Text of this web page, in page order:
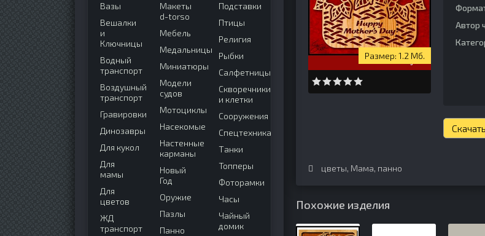
1.2 Мб.
Автор
цветы, Мама, панно
Похожие изделия
Вазы
Вешалки
и
Ключницы
Водный
транспорт
Воздушный
транспорт
Гравировки
Динозавры
Для кукол
Для
мамы
Для
цветов
ЖД
транспорт
Макеты
d-torso
Мебель
Медальницы
Миниатюры
Модели
судов
Мотоциклы
Насекомые
Настенные
карманы
Новый
Год
Оружие
Пазлы
Панно
Подставки
Птицы
Религия
Рыбки
Салфетницы
Скворечники
и клетки
Сооружения
Спецтехника
Танки
Топперы
Фоторамки
Часы
Чайный
домик